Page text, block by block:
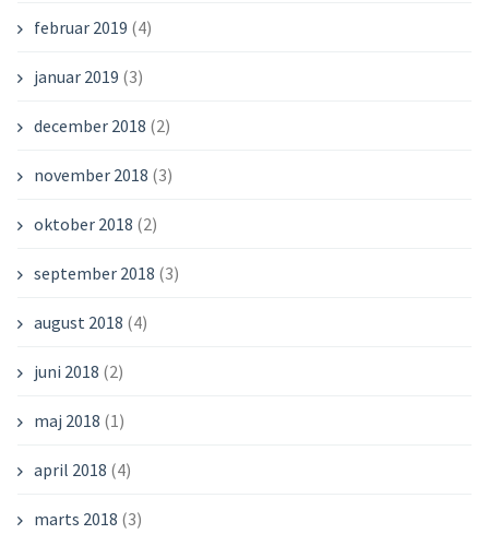
februar 2019 (4)
januar 2019 (3)
december 2018 (2)
november 2018 (3)
oktober 2018 (2)
september 2018 (3)
august 2018 (4)
juni 2018 (2)
maj 2018 (1)
april 2018 (4)
marts 2018 (3)